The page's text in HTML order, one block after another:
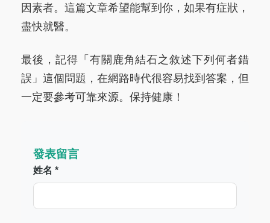
因素者。這篇文章希望能幫到你，如果有症狀，
盡快就醫。
最後，記得「有關鹿角結石之敘述下列何者錯
誤」這個問題，在網路時代很容易找到答案，但
一定要參考可靠來源。保持健康！
發表留言
姓名 *